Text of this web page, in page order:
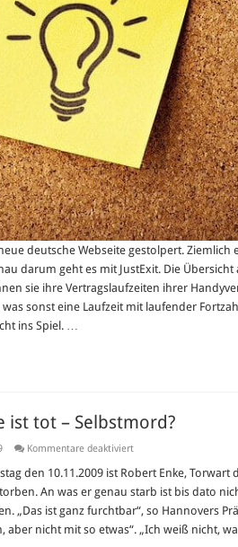
deutsche Webseite gestolpert.
darum geht es mit JustExit. Die
sie ihre Vertragslaufzeiten ihrer
sonst eine Laufzeit mit laufender
ins Spiel. …
ist tot – Selbstmord?
Kommentare deaktiviertfür
Enke
tot
–
Selbstmord?
den 10.11.2009 ist Robert Enke,
An was er genau starb ist bis dato
„Das ist ganz furchtbar“, so Hannovers
aber nicht mit so etwas“. „Ich weiß nicht,